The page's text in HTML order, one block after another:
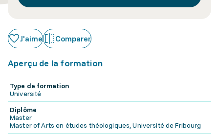
J'aime Comparer
Aperçu de la formation
Type de formation
Université
Diplôme
Master
Master of Arts en études théologiques, Université de Fribourg